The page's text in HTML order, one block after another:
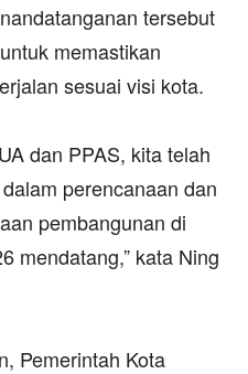
tersebut
memastikan
sesuai visi kota.
dan PPAS, kita telah
perencanaan dan
pembangunan di
mendatang,” kata Ning
Pemerintah Kota